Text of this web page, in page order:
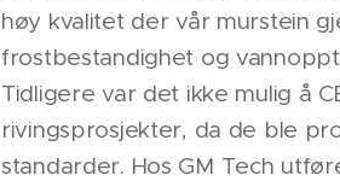
høy kvalitet der vår murstein
frostbestandighet og
Tidligere var det ikke mulig å
rivingsprosjekter, da de ble
standarder. Hos GM Tech